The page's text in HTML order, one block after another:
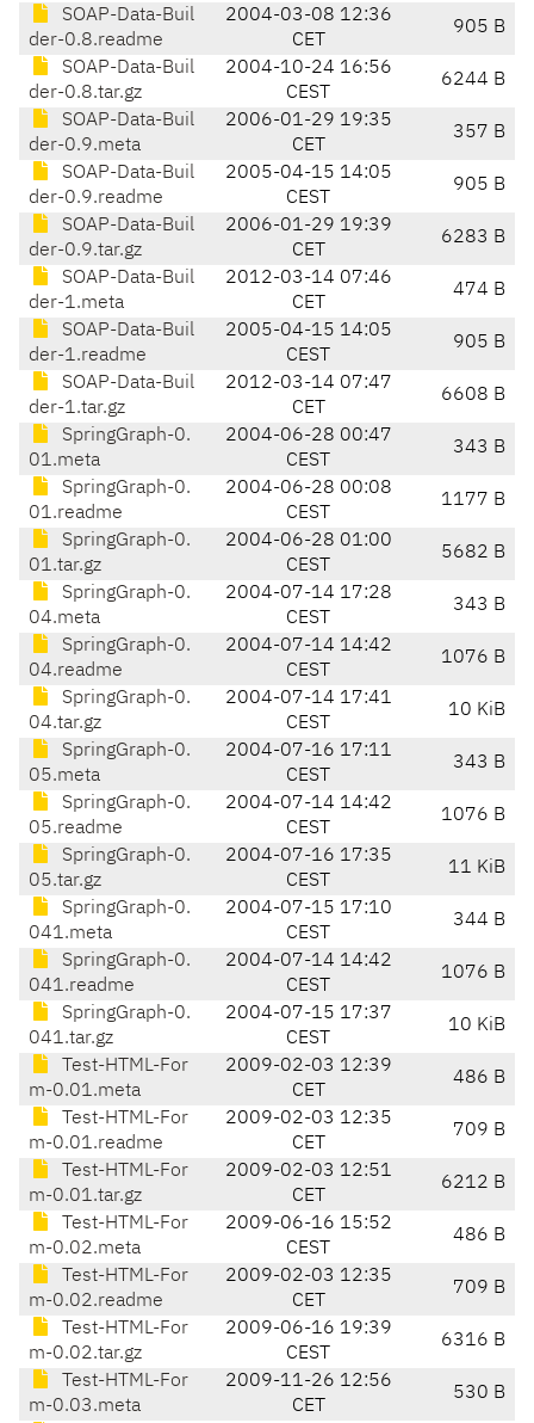
SOAP-Data-Buil
der-0.8.readme
2004-03-08 12:36
CET
905 B
SOAP-Data-Buil
der-0.8.tar.gz
2004-10-24 16:56
CEST
6244 B
SOAP-Data-Buil
der-0.9.meta
2006-01-29 19:35
CET
357 B
SOAP-Data-Buil
der-0.9.readme
2005-04-15 14:05
CEST
905 B
SOAP-Data-Buil
der-0.9.tar.gz
2006-01-29 19:39
CET
6283 B
SOAP-Data-Buil
der-1.meta
2012-03-14 07:46
CET
474 B
SOAP-Data-Buil
der-1.readme
2005-04-15 14:05
CEST
905 B
SOAP-Data-Buil
der-1.tar.gz
2012-03-14 07:47
CET
6608 B
SpringGraph-0.
01.meta
2004-06-28 00:47
CEST
343 B
SpringGraph-0.
01.readme
2004-06-28 00:08
CEST
1177 B
SpringGraph-0.
01.tar.gz
2004-06-28 01:00
CEST
5682 B
SpringGraph-0.
04.meta
2004-07-14 17:28
CEST
343 B
SpringGraph-0.
04.readme
2004-07-14 14:42
CEST
1076 B
SpringGraph-0.
04.tar.gz
2004-07-14 17:41
CEST
10 KiB
SpringGraph-0.
05.meta
2004-07-16 17:11
CEST
343 B
SpringGraph-0.
05.readme
2004-07-14 14:42
CEST
1076 B
SpringGraph-0.
05.tar.gz
2004-07-16 17:35
CEST
11 KiB
SpringGraph-0.
041.meta
2004-07-15 17:10
CEST
344 B
SpringGraph-0.
041.readme
2004-07-14 14:42
CEST
1076 B
SpringGraph-0.
041.tar.gz
2004-07-15 17:37
CEST
10 KiB
Test-HTML-For
m-0.01.meta
2009-02-03 12:39
CET
486 B
Test-HTML-For
m-0.01.readme
2009-02-03 12:35
CET
709 B
Test-HTML-For
m-0.01.tar.gz
2009-02-03 12:51
CET
6212 B
Test-HTML-For
m-0.02.meta
2009-06-16 15:52
CEST
486 B
Test-HTML-For
m-0.02.readme
2009-02-03 12:35
CET
709 B
Test-HTML-For
m-0.02.tar.gz
2009-06-16 19:39
CEST
6316 B
Test-HTML-For
m-0.03.meta
2009-11-26 12:56
CET
530 B